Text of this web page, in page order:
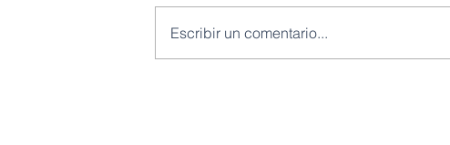
Escribir un comentario...